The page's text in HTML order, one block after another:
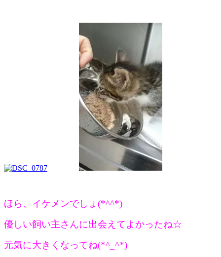
ほら、イケメンでしょ(*^^*)
優しい飼い主さんに出会えてよかったね☆
元気に大きくなってね(*^_^*)